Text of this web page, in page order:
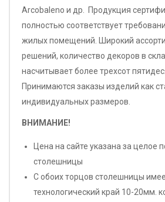
Arcobaleno и др. Продукция
полностью соответствует
жилых помещений. Широкий
решений, количество декоров в
насчитывает более трехсот
Принимаются заказы изделий как
индивидуальных размеров.
ВНИМАНИЕ!
Цена на сайте указана за целое
столешницы
С обоих торцов столешницы
технологический край 10-20мм.